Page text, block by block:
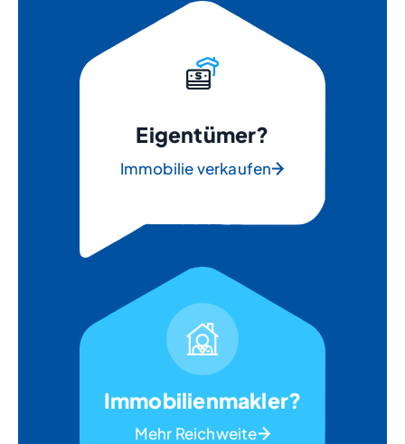
Eigentümer?
Immobilie verkaufen
Immobilienmakler?
Mehr Reichweite